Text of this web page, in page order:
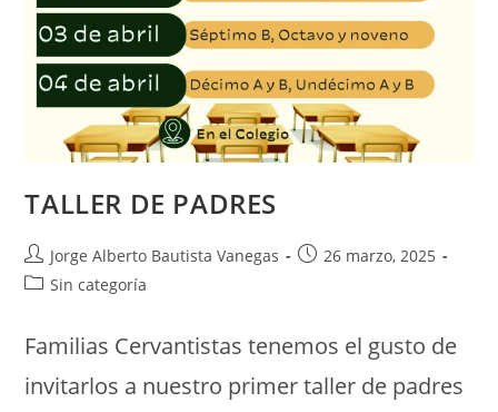
TALLER DE PADRES
Jorge Alberto Bautista Vanegas
26 marzo, 2025
Sin categoría
Familias Cervantistas tenemos el gusto de
invitarlos a nuestro primer taller de padres